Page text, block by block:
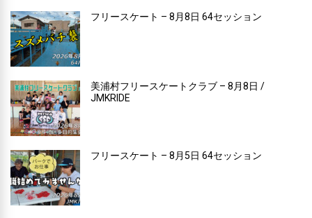
フリースケート – 8月8日 64セッション
美浦村フリースケートクラブ – 8月8日 /
JMKRIDE
フリースケート – 8月5日 64セッション